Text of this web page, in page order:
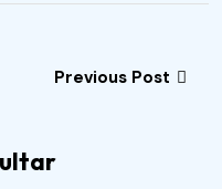
Previous Post